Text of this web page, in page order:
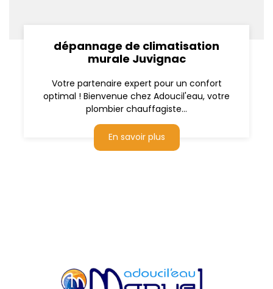
dépannage de climatisation
murale Juvignac
Votre partenaire expert pour un confort
optimal ! Bienvenue chez Adoucil'eau, votre
plombier chauffagiste...
En savoir plus